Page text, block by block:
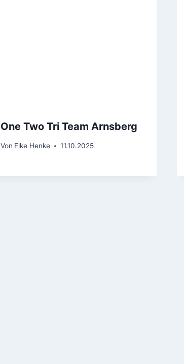
One Two Tri Team Arnsberg
Von Elke Henke 11.10.2025